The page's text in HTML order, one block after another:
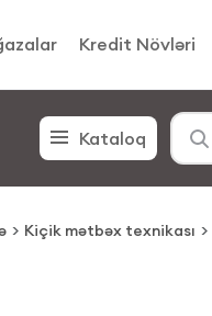
Kredit Növləri
Kataloq
Kiçik mətbəx texnikası